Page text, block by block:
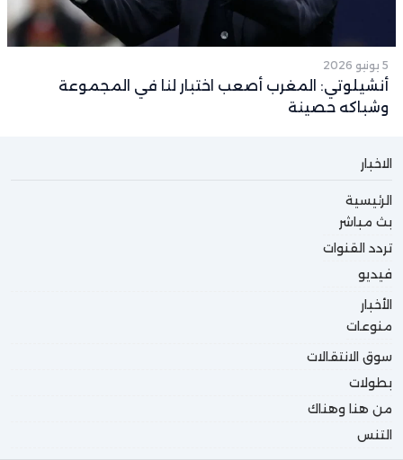
5 يونيو 2026
أنشيلوتي: المغرب أصعب اختبار لنا في المجموعة
وشباكه حصينة
الاخبار
الرئيسية
بث مباشر
تردد القنوات
فيديو
الأخبار
منوعات
سوق الانتقالات
بطولات
من هنا وهناك
التنس